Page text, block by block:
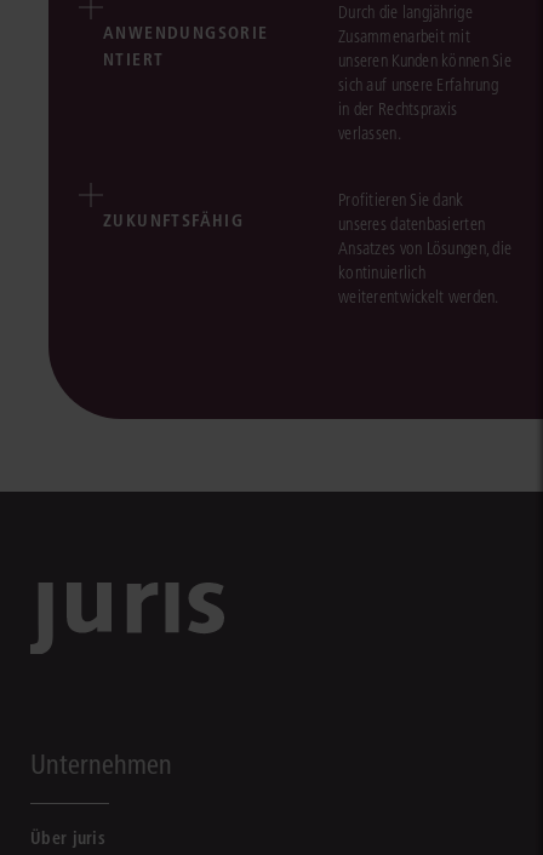
ANWENDUNGSORIE
NTIERT
Durch die langjährige
Zusammenarbeit mit
unseren Kunden können Sie
sich auf unsere Erfahrung
in der Rechtspraxis
verlassen.
ZUKUNFTSFÄHIG
Profitieren Sie dank
unseres datenbasierten
Ansatzes von Lösungen, die
kontinuierlich
weiterentwickelt werden.
Unternehmen
Über juris